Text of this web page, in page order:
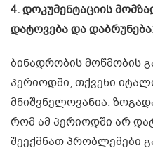
4. დოკუმენტაციის
დატოვება და
ბინადრობის მოწმობის
პერიოდში, თქვენი
მნიშვნელოვანია.
რომ ამ პერიოდში არ
შეექმნათ პრობლემები